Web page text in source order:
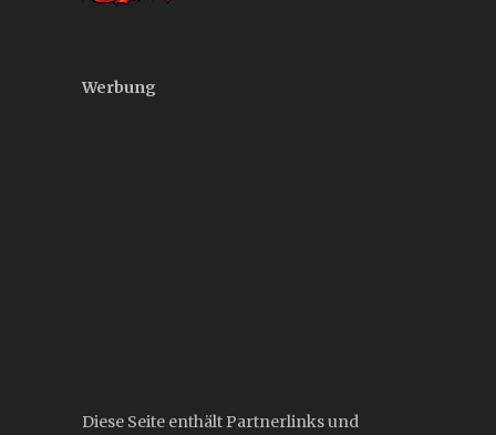
Werbung
Diese Seite enthält Partnerlinks und